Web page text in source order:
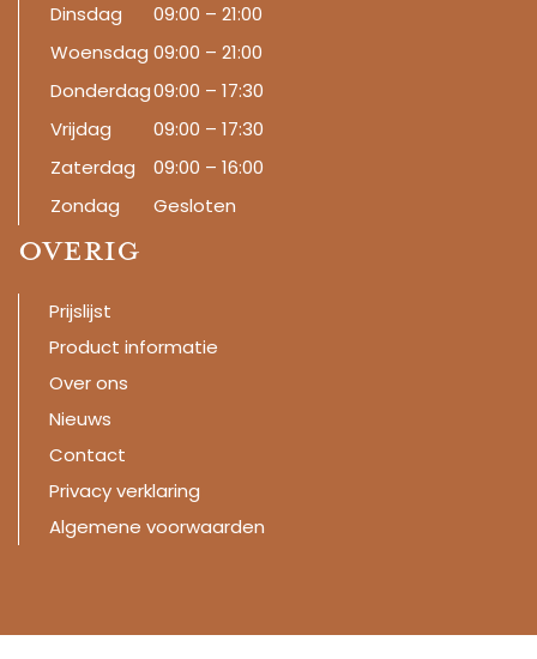
Dinsdag
09:00 – 21:00
Woensdag 09:00 – 21:00
Donderdag09:00 – 17:30
Vrijdag
09:00 – 17:30
Zaterdag
09:00 – 16:00
Zondag
Gesloten
Overig
Prijslijst
Product informatie
Over ons
Nieuws
Contact
Privacy verklaring
Algemene voorwaarden